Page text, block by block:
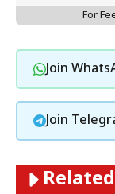
For
Join
Join